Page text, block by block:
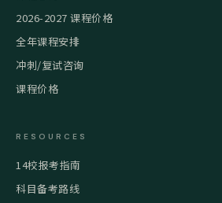
2026-2027 课程价格
全年课程安排
冲刺/复试咨询
课程价格
RESOURCES
14校报考指南
科目备考路线